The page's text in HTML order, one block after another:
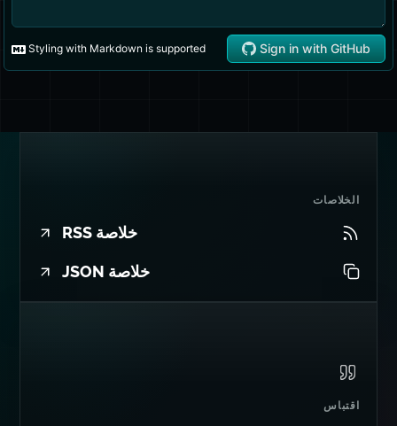
الخلاصات
خلاصة RSS
خلاصة JSON
اقتباس